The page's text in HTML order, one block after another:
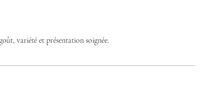
variété et présentation soignée.